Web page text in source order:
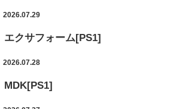
2026.07.29
エクサフォーム[PS1]
2026.07.28
MDK[PS1]